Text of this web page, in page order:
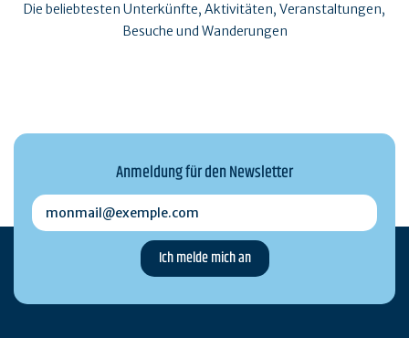
Die beliebtesten Unterkünfte, Aktivitäten, Veranstaltungen,
Besuche und Wanderungen
Anmeldung für den Newsletter
monmail@exemple.com